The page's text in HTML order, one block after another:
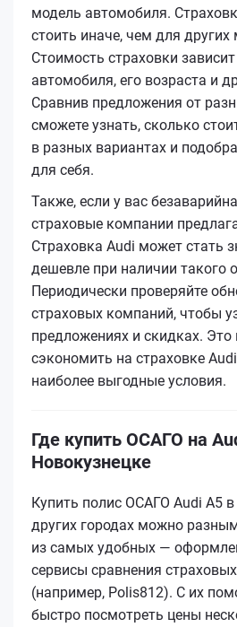
модель автомобиля.
стоить иначе, чем для других
Стоимость страховки
автомобиля, его возраста и
Сравнив предложения от
сможете узнать, сколько
в разных вариантах и
для себя.
Также, если у вас
страховые компании
Страховка Audi может стать
дешевле при наличии такого
Периодически проверяйте
страховых компаний, чтобы
предложениях и скидках.
сэкономить на страховке
наиболее выгодные условия.
Где купить ОСАГО на
Новокузнецке
Купить полис ОСАГО Audi A5
других городах можно
из самых удобных —
сервисы сравнения
(например, Polis812). С их
быстро посмотреть цены